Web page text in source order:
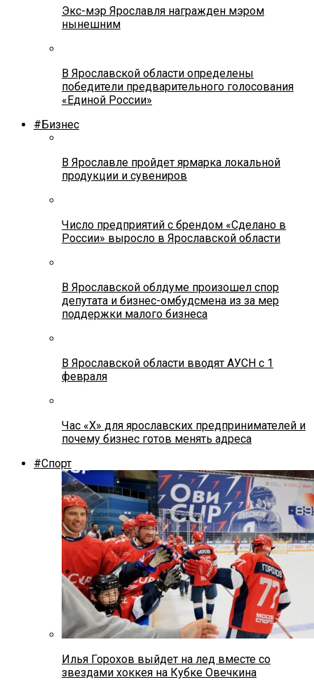
Экс-мэр Ярославля награжден мэром
нынешним
В Ярославской области определены
победители предварительного голосования
«Единой России»
#Бизнес
В Ярославле пройдет ярмарка локальной
продукции и сувениров
Число предприятий с брендом «Сделано в
России» выросло в Ярославской области
В Ярославской облдуме произошел спор
депутата и бизнес-омбудсмена из за мер
поддержки малого бизнеса
В Ярославской области вводят АУСН с 1
февраля
Час «Х» для ярославских предпринимателей и
почему бизнес готов менять адреса
#Спорт
Илья Горохов выйдет на лед вместе со
звездами хоккея на Кубке Овечкина